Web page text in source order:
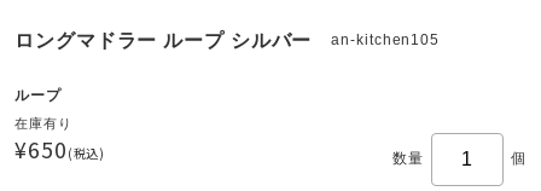
ロングマドラー ループ シルバー an-kitchen105
ループ
在庫有り
¥650 (税込) 数量 個